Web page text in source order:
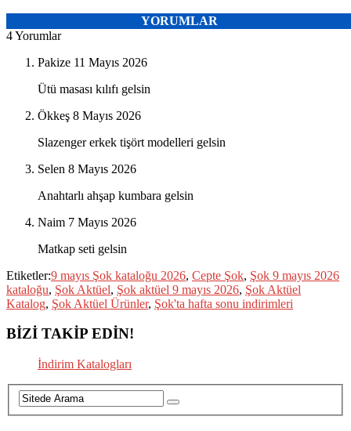
YORUMLAR
4 Yorumlar
Pakize 11 Mayıs 2026
Ütü masası kılıfı gelsin
Ökkeş 8 Mayıs 2026
Slazenger erkek tişört modelleri gelsin
Selen 8 Mayıs 2026
Anahtarlı ahşap kumbara gelsin
Naim 7 Mayıs 2026
Matkap seti gelsin
Etiketler:9 mayıs Şok kataloğu 2026, Cepte Şok, Şok 9 mayıs 2026
kataloğu, Şok Aktüel, Şok aktüel 9 mayıs 2026, Şok Aktüel
Katalog, Şok Aktüel Ürünler, Şok'ta hafta sonu indirimleri
BİZİ TAKİP EDİN!
İndirim Katalogları